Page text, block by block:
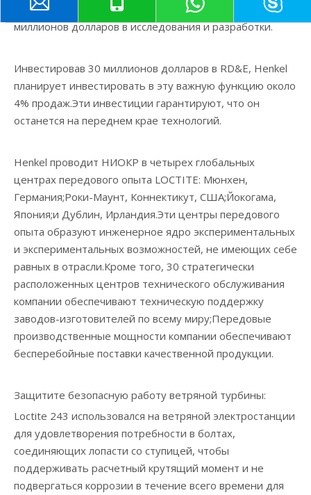
последние пять лет Henkel инвестировала около 130
миллионов долларов в исследования и разработки.
Инвестировав 30 миллионов долларов в RD&E, Henkel
планирует инвестировать в эту важную функцию около
4% продаж.Эти инвестиции гарантируют, что он
останется на переднем крае технологий.
Henkel проводит НИОКР в четырех глобальных
центрах передового опыта LOCTITE: Мюнхен,
Германия;Роки-Маунт, Коннектикут, США;Йокогама,
Япония;и Дублин, Ирландия.Эти центры передового
опыта образуют инженерное ядро ​​​​экспериментальных
и экспериментальных возможностей, не имеющих себе
равных в отрасли.Кроме того, 30 стратегически
расположенных центров технического обслуживания
компании обеспечивают техническую поддержку
заводов-изготовителей по всему миру;Передовые
производственные мощности компании обеспечивают
бесперебойные поставки качественной продукции.
Защитите безопасную работу ветряной турбины:
Loctite 243 использовался на ветряной электростанции
для удовлетворения потребности в болтах,
соединяющих лопасти со ступицей, чтобы
поддерживать расчетный крутящий момент и не
подвергаться коррозии в течение всего времени для